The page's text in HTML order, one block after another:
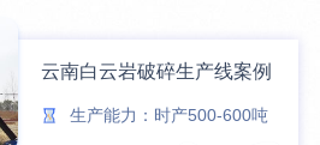
云南白云岩破碎生产线案例
生产能力：时产500-600吨